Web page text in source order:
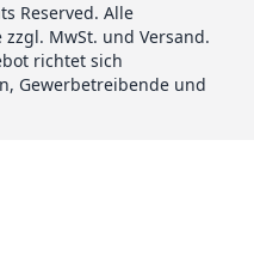
Reserved. Alle
MwSt. und Versand.
richtet sich
Gewerbetreibende und